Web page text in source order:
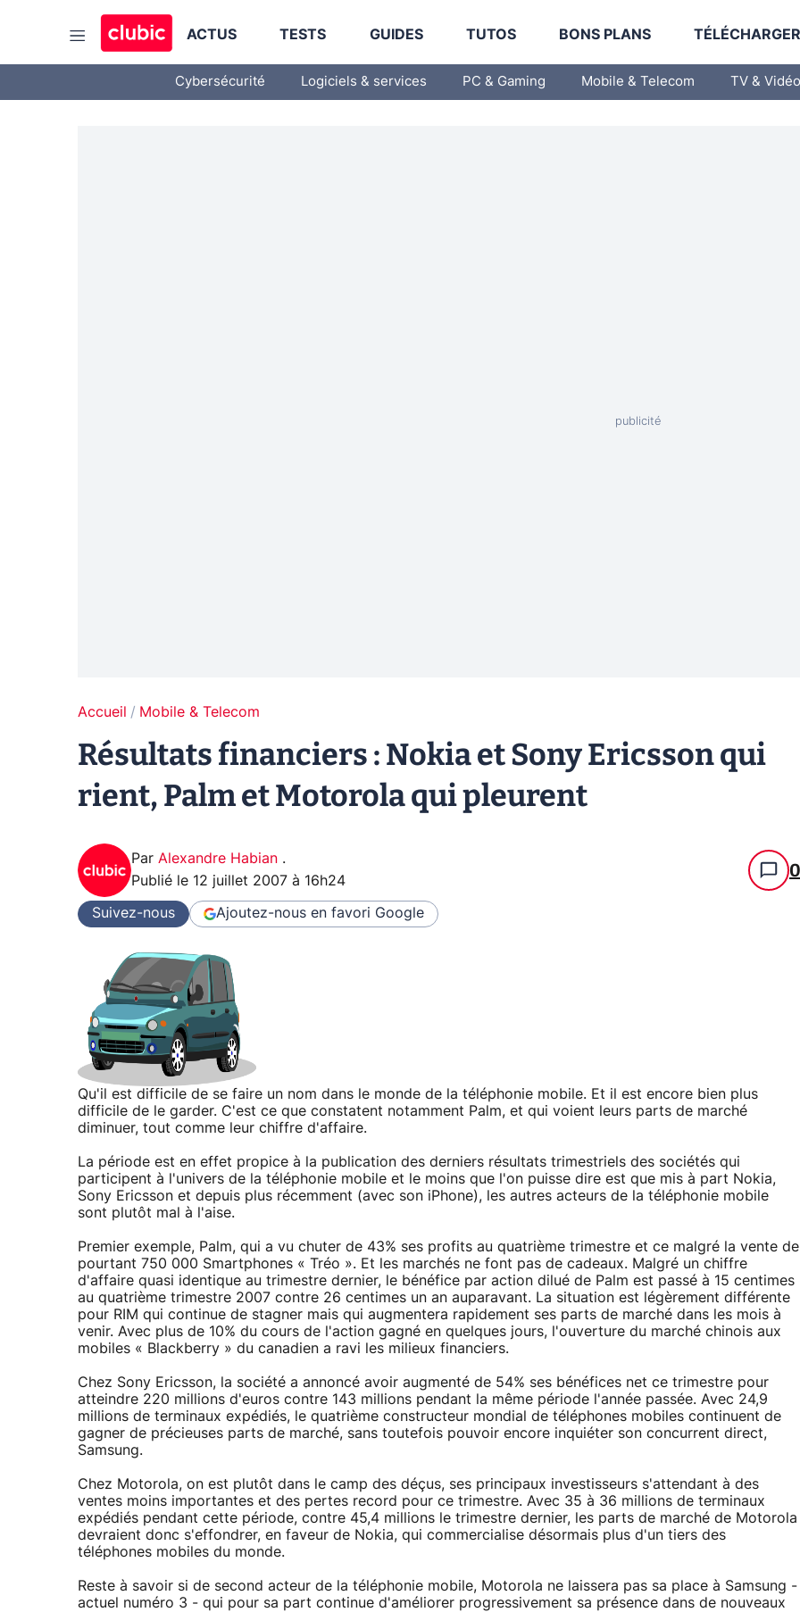
ACTUS TESTS GUIDES TUTOS BONS PLANS
Cybersécurité Logiciels & services PC & Gaming Mobile & Telecom TV & Vidéo
Accueil Mobile & Telecom
Résultats financiers : Nokia et Sony Ericsson qui
rient, Palm et Motorola qui pleurent
Par Alexandre Habian .
Publié le 12 juillet 2007 à 16h24 0
Suivez-nous Ajoutez-nous en favori Google
Qu'il est difficile de se faire un nom dans le monde de la téléphonie mobile. Et il est encore bien plus
difficile de le garder. C'est ce que constatent notamment Palm, et qui voient leurs parts de marché
diminuer, tout comme leur chiffre d'affaire.
La période est en effet propice à la publication des derniers résultats trimestriels des sociétés qui
participent à l'univers de la téléphonie mobile et le moins que l'on puisse dire est que mis à part Nokia,
Sony Ericsson et depuis plus récemment (avec son iPhone), les autres acteurs de la téléphonie mobile
sont plutôt mal à l'aise.
Premier exemple, Palm, qui a vu chuter de 43% ses profits au quatrième trimestre et ce malgré la vente de
pourtant 750 000 Smartphones « Tréo ». Et les marchés ne font pas de cadeaux. Malgré un chiffre
d'affaire quasi identique au trimestre dernier, le bénéfice par action dilué de Palm est passé à 15 centimes
au quatrième trimestre 2007 contre 26 centimes un an auparavant. La situation est légèrement différente
pour RIM qui continue de stagner mais qui augmentera rapidement ses parts de marché dans les mois à
venir. Avec plus de 10% du cours de l'action gagné en quelques jours, l'ouverture du marché chinois aux
mobiles « Blackberry » du canadien a ravi les milieux financiers.
Chez Sony Ericsson, la société a annoncé avoir augmenté de 54% ses bénéfices net ce trimestre pour
atteindre 220 millions d'euros contre 143 millions pendant la même période l'année passée. Avec 24,9
millions de terminaux expédiés, le quatrième constructeur mondial de téléphones mobiles continuent de
gagner de précieuses parts de marché, sans toutefois pouvoir encore inquiéter son concurrent direct,
Samsung.
Chez Motorola, on est plutôt dans le camp des déçus, ses principaux investisseurs s'attendant à des
ventes moins importantes et des pertes record pour ce trimestre. Avec 35 à 36 millions de terminaux
expédiés pendant cette période, contre 45,4 millions le trimestre dernier, les parts de marché de Motorola
devraient donc s'effondrer, en faveur de Nokia, qui commercialise désormais plus d'un tiers des
téléphones mobiles du monde.
Reste à savoir si de second acteur de la téléphonie mobile, Motorola ne laissera pas sa place à Samsung -
actuel numéro 3 - qui pour sa part continue d'améliorer progressivement sa présence dans de nouveaux